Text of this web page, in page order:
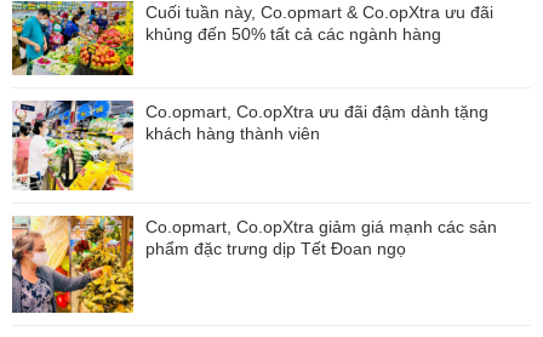
Cuối tuần này, Co.opmart & Co.opXtra ưu đãi
khủng đến 50% tất cả các ngành hàng
Co.opmart, Co.opXtra ưu đãi đậm dành tặng
khách hàng thành viên
Co.opmart, Co.opXtra giảm giá mạnh các sản
phẩm đặc trưng dịp Tết Đoan ngọ